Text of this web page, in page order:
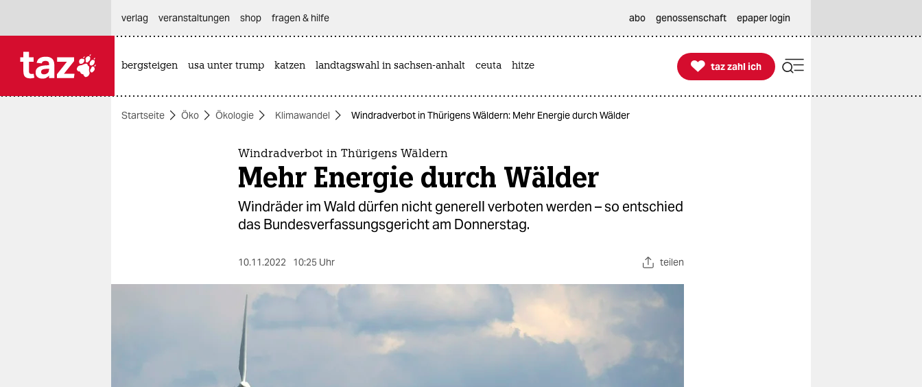
themen
verlag
veranstaltungen shop fragen & hilfe abo genossenschaft epaper login
bergsteigen usa unter trump katzen landtagswahl in sachsen-anhalt ceuta hitze 
taz zahl ich
taz zahl ich
Startseite Öko Ökologie Klimawandel Windradverbot in Thürigens Wäldern: Mehr Energie durch Wälder
Windradverbot in Thürigens Wäldern
Mehr Energie durch Wälder
Windräder im Wald dürfen nicht generell verboten werden – so entschied
das Bundesverfassungsgericht am Donnerstag.
10.11.2022 10:25 Uhr teilen